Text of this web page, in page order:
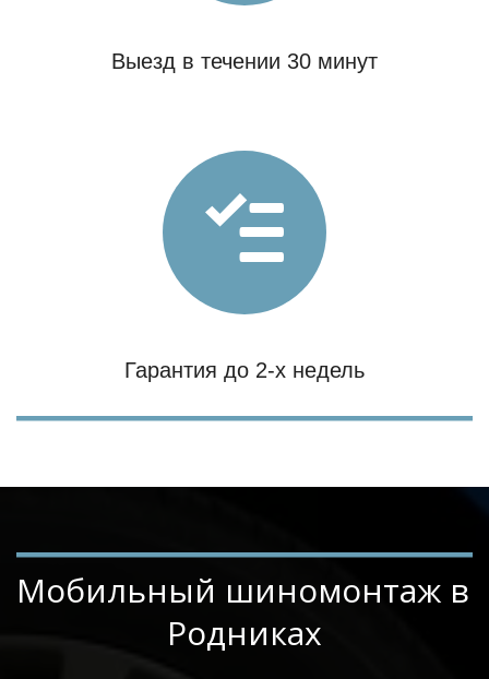
Выезд в течении 30 минут
Гарантия до 2-х недель
Мобильный шиномонтаж в
Родниках